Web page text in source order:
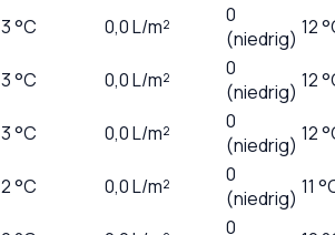
°C 0,0L/m²
0
(niedrig) 12
°C 0,0L/m²
0
(niedrig) 12
°C 0,0L/m²
0
(niedrig) 12
°C 0,0L/m²
0
(niedrig) 11
0